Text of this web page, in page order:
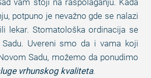
vam stoji na raspolaganju. Kada
potpuno je nevažno gde se nalazi
lekar. Stomatološka ordinacija se
Uvereni smo da i vama koji
Sadu, možemo da ponudimo
vrhunskog kvaliteta.